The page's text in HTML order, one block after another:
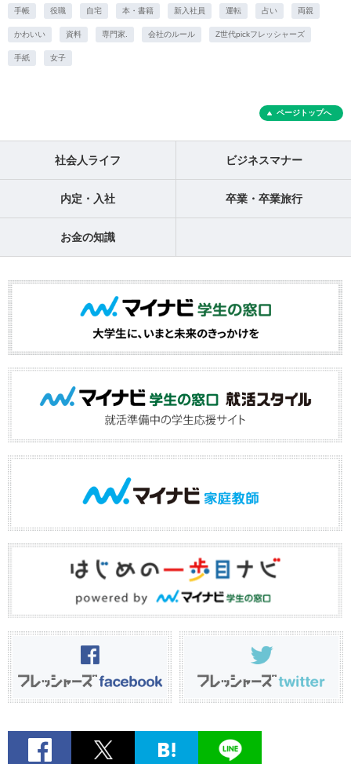
手帳 役職 自宅 本・書籍 新入社員 運転 占い 両親
かわいい 資料 専門家. 会社のルール Z世代pickフレッシャーズ
手紙 女子
ページトップへ
社会人ライフ ビジネスマナー
内定・入社 卒業・卒業旅行
お金の知識